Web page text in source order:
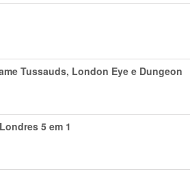
Tussauds, London Eye e Dungeon
5 em 1